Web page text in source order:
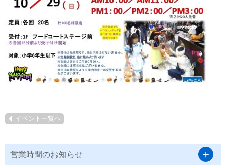
イベント一覧へ
営業時間のお知らせ